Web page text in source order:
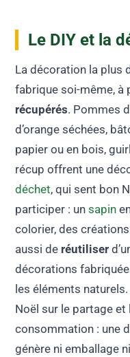
Le DIY et la
La décoration la plus
fabrique soi-même, à
récupérés. Pommes
d’orange séchées,
papier ou en bois,
récup offrent une
déchet, qui sent bon
participer : unsapin
colorier, des
aussi de réutiliser
décorations
les éléments
Noël sur le partage
consommation : une
génère ni emballage